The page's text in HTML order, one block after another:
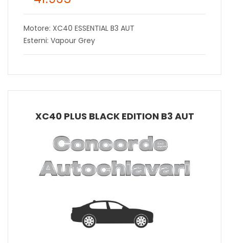
Motore: XC40 ESSENTIAL B3 AUT
Esterni: Vapour Grey
XC40 PLUS BLACK EDITION B3 AUT